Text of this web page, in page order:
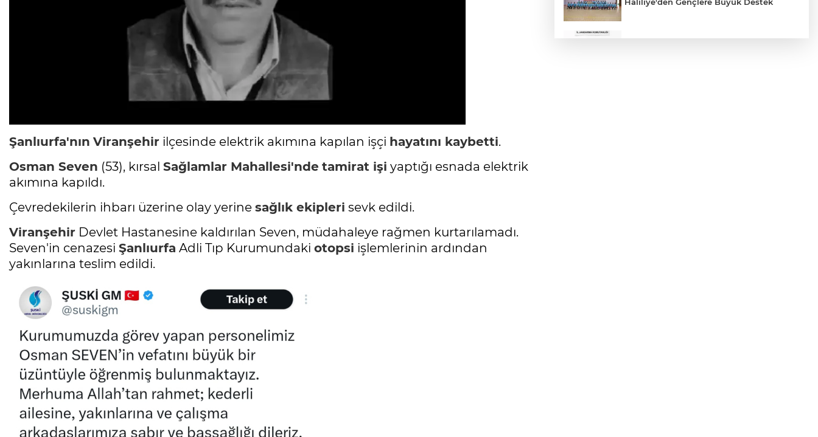
Şanlıurfa'nın Viranşehir ilçesinde elektrik akımına kapılan işçi hayatını kaybetti.
Osman Seven (53), kırsal Sağlamlar Mahallesi'nde tamirat işi yaptığı esnada elektrik
akımına kapıldı.
Çevredekilerin ihbarı üzerine olay yerine sağlık ekipleri sevk edildi.
Viranşehir Devlet Hastanesine kaldırılan Seven, müdahaleye rağmen kurtarılamadı.
Seven'in cenazesi Şanlıurfa Adli Tıp Kurumundaki otopsi işlemlerinin ardından
yakınlarına teslim edildi.